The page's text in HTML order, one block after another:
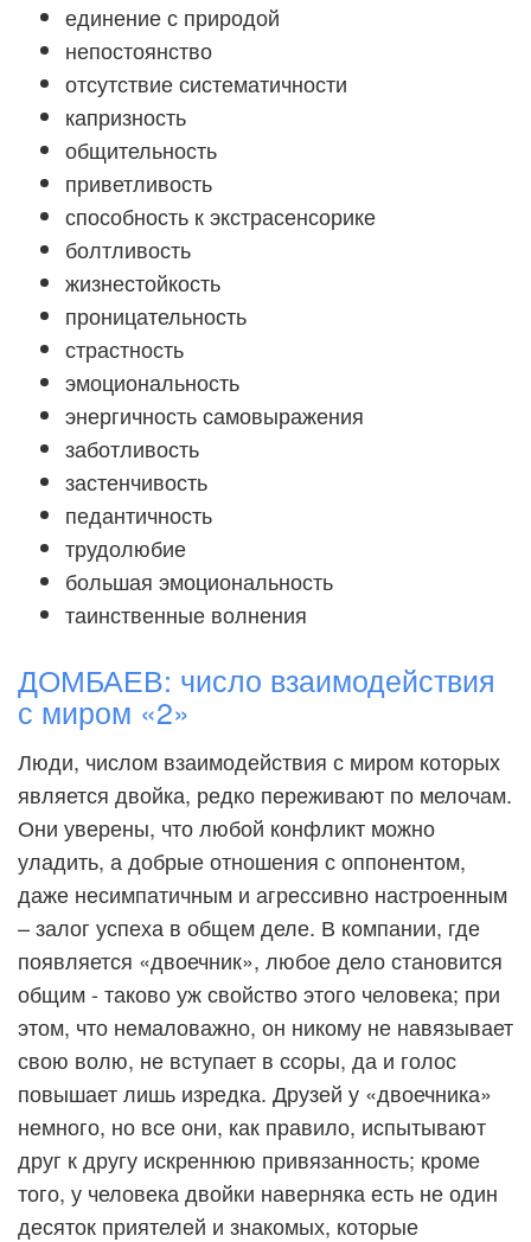
единение с природой
непостоянство
отсутствие систематичности
капризность
общительность
приветливость
способность к экстрасенсорике
болтливость
жизнестойкость
проницательность
страстность
эмоциональность
энергичность самовыражения
заботливость
застенчивость
педантичность
трудолюбие
большая эмоциональность
таинственные волнения
ДОМБАЕВ: число взаимодействия
с миром «2»
Люди, числом взаимодействия с миром которых
является двойка, редко переживают по мелочам.
Они уверены, что любой конфликт можно
уладить, а добрые отношения с оппонентом,
даже несимпатичным и агрессивно настроенным
– залог успеха в общем деле. В компании, где
появляется «двоечник», любое дело становится
общим - таково уж свойство этого человека; при
этом, что немаловажно, он никому не навязывает
свою волю, не вступает в ссоры, да и голос
повышает лишь изредка. Друзей у «двоечника»
немного, но все они, как правило, испытывают
друг к другу искреннюю привязанность; кроме
того, у человека двойки наверняка есть не один
десяток приятелей и знакомых, которые